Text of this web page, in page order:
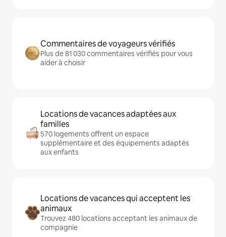
Commentaires de voyageurs vérifiés
Plus de 81 030 commentaires vérifiés pour vous
aider à choisir
Locations de vacances adaptées aux
familles
570 logements offrent un espace
supplémentaire et des équipements adaptés
aux enfants
Locations de vacances qui acceptent les
animaux
Trouvez 480 locations acceptant les animaux de
compagnie